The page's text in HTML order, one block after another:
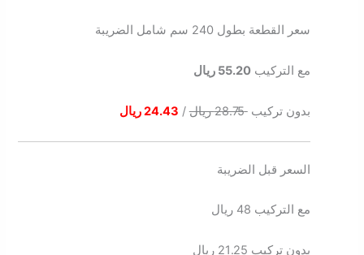
سعر القطعة بطول 240 سم شامل الضريبة
مع التركيب55.20 ريال
بدون تركيب28.75 ريال / 24.43 ريال
السعر قبل الضريبة
مع التركيب 48 ريال
بدون تركيب 21.25 ريال